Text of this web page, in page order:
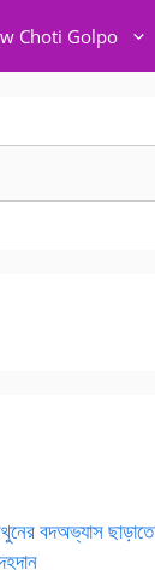
Choti Golpo
বদঅভ্যাস ছাড়াতে